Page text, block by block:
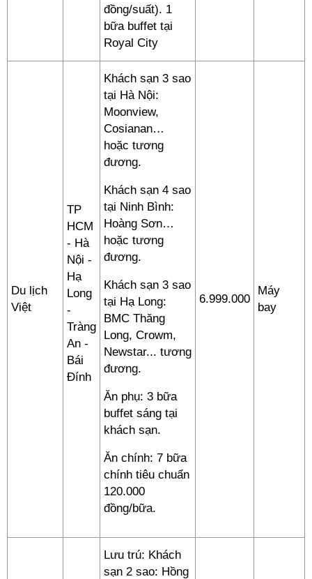
đồng/suất). 1
bữa buffet tại
Royal City
Du lịch
Việt
TP
HCM
- Hà
Nội -
Hạ
Long
-
Tràng
An -
Bái
Đính
Khách sạn 3 sao
tại Hà Nội:
Moonview,
Cosianan…
hoặc tương
đương.
Khách sạn 4 sao
tại Ninh Bình:
Hoàng Sơn…
hoặc tương
đương.
Khách sạn 3 sao
tại Hạ Long:
BMC Thăng
Long, Crowm,
Newstar... tương
đương.
Ăn phụ: 3 bữa
buffet sáng tại
khách sạn.
Ăn chính: 7 bữa
chính tiêu chuẩn
120.000
đồng/bữa.
6.999.000
Máy
bay
Lưu trú: Khách
sạn 2 sao: Hồng